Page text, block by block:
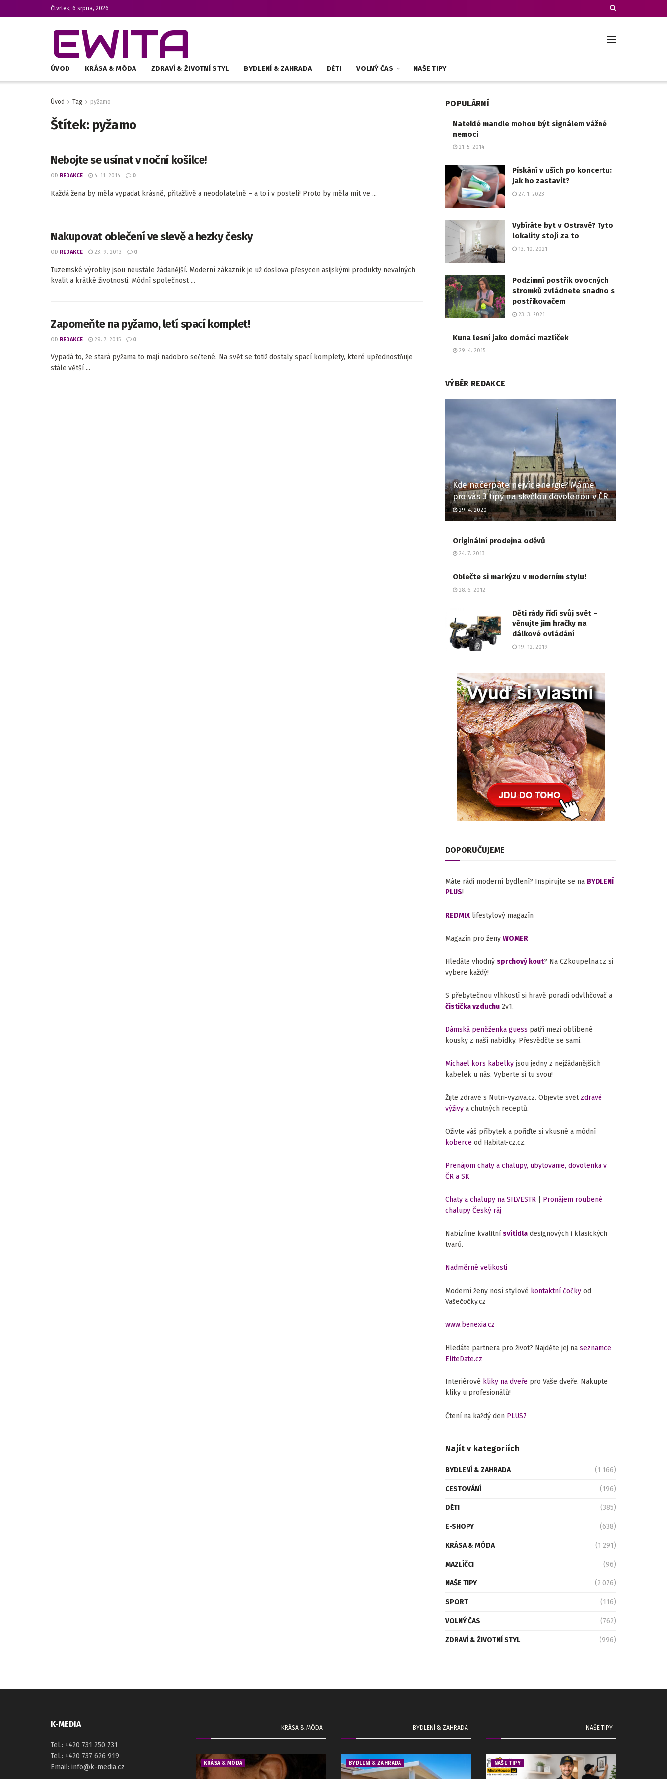
Čtvrtek, 6 srpna, 2026
EWITA
ÚVOD KRÁSA & MÓDA ZDRAVÍ & ŽIVOTNÍ STYL BYDLENÍ & ZAHRADA DĚTI VOLNÝ ČAS NAŠE TIPY
Úvod Tag pyžamo
Štítek: pyžamo
Nebojte se usínat v noční košilce!
OD REDAKCE 4. 11. 2014 0
Každá žena by měla vypadat krásně, přitažlivě a neodolatelně – a to i v posteli! Proto by měla mít ve ...
Nakupovat oblečení ve slevě a hezky česky
OD REDAKCE 23. 9. 2013 0
Tuzemské výrobky jsou neustále žádanější. Moderní zákazník je už doslova přesycen asijskými produkty nevalných
kvalit a krátké životnosti. Módní společnost ...
Zapomeňte na pyžamo, letí spací komplet!
OD REDAKCE 29. 7. 2015 0
Vypadá to, že stará pyžama to mají nadobro sečtené. Na svět se totiž dostaly spací komplety, které upřednostňuje
stále větší ...
POPULÁRNÍ
Nateklé mandle mohou být signálem vážné
nemoci
21. 5. 2014
Pískání v uších po koncertu:
Jak ho zastavit?
27. 1. 2023
Vybíráte byt v Ostravě? Tyto
lokality stojí za to
13. 10. 2021
Podzimní postřik ovocných
stromků zvládnete snadno s
postřikovačem
23. 3. 2021
Kuna lesní jako domácí mazlíček
29. 4. 2015
VÝBĚR REDAKCE
Kde načerpáte nejvíc energie? Máme
pro vás 3 tipy na skvělou dovolenou v ČR
29. 4. 2020
Originální prodejna oděvů
24. 7. 2013
Oblečte si markýzu v moderním stylu!
28. 6. 2012
Děti rády řídí svůj svět –
věnujte jim hračky na
dálkové ovládání
19. 12. 2019
DOPORUČUJEME
Máte rádi moderní bydlení? Inspirujte se na BYDLENÍ
PLUS!
REDMIX lifestylový magazín
Magazín pro ženy WOMER
Hledáte vhodný sprchový kout? Na CZkoupelna.cz si
vybere každý!
S přebytečnou vlhkostí si hravě poradí odvlhčovač a
čistička vzduchu 2v1.
Dámská peněženka guess patří mezi oblíbené
kousky z naší nabídky. Přesvědčte se sami.
Michael kors kabelky jsou jedny z nejžádanějších
kabelek u nás. Vyberte si tu svou!
Žijte zdravě s Nutri-vyziva.cz. Objevte světzdravé
výživy a chutných receptů.
Oživte váš příbytek a pořiďte si vkusné a módní
koberce od Habitat-cz.cz.
Prenájom chaty a chalupy, ubytovanie, dovolenka v
ČR a SK
Chaty a chalupy na SILVESTR
Pronájem roubené
chalupy Český ráj
Nabízíme kvalitní svítidla designových i klasických
tvarů.
Nadměrné velikosti
Moderní ženy nosí stylové kontaktní čočky od
Vašečočky.cz
www.benexia.cz
Hledáte partnera pro život? Najděte jej na seznamce
EliteDate.cz
Interiérové kliky na dveře pro Vaše dveře. Nakupte
kliky u profesionálů!
Čtení na každý den PLUS7
Najít v kategoriích
BYDLENÍ & ZAHRADA (1 166)
CESTOVÁNÍ (196)
DĚTI (385)
E-SHOPY (638)
KRÁSA & MÓDA (1 291)
MAZLÍČCI (96)
NAŠE TIPY (2 076)
SPORT (116)
VOLNÝ ČAS (762)
ZDRAVÍ & ŽIVOTNÍ STYL (996)
K-MEDIA
Tel.: +420 731 250 731
Tel.: +420 737 626 919
Email: info@k-media.cz
KRÁSA & MÓDA
KRÁSA & MÓDA
BYDLENÍ & ZAHRADA
BYDLENÍ & ZAHRADA
NAŠE TIPY
NAŠE TIPY